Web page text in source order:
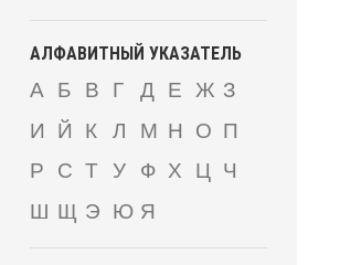
АЛФАВИТНЫЙ УКАЗАТЕЛЬ
А Б В Г Д Е Ж З
И
Й К Л М Н О П
Р
С Т У Ф Х Ц
Ч
Ш Щ Э Ю Я